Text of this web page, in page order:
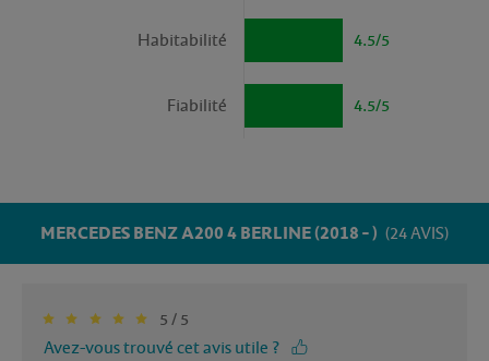
4.5/5
Habitabilité
4.5/5
Fiabilité
MERCEDES BENZ A200 4 BERLINE (2018 - ) (24 AVIS)
5 / 5
Avez-vous trouvé cet avis utile ?